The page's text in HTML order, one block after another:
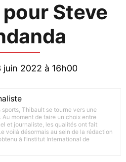
Steve
juin 2022 à 16h00
sports, Thibault se tourne vers une
moment de faire un choix entre
et journaliste, les qualités ont fait
voilà désormais au sein de la rédaction
à l’Institut International de